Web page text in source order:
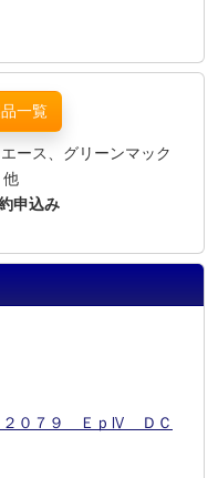
一覧
ース、グリーンマック
申込み
２０７９ ＥｐⅣ ＤＣ